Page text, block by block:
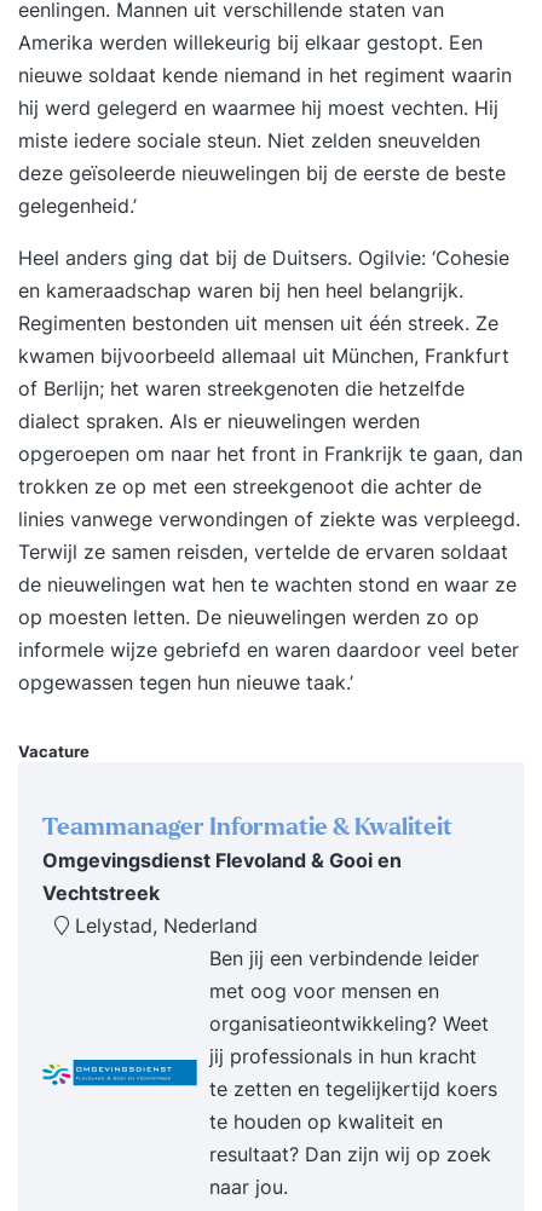
onderdeel van deze cursus. Bij een voldoende
resultaat voor de opdrachten ontvangt u voor
deze voertuigen een GRATIS certificaat. Lees
ervaringen over BLOM opleidingen's training
Basisopleiding Reachtruck (beginner) op
Springest... Voor wie is deze opleiding? Deze
reachtruckopleiding is als basisopleiding bedoeld
enkele ervaring op een reachtruck hebben.
Programma De opleidingsduur bedraagt 2 lange
dagen, van 07.00 uur tot 14.30 uur, waarbij de
nadruk met 10 uur praktijktijd op de praktijk
ligt. De theorie reachtruck zal op dag 2 digitaal
afgetoetst worden. Wat ga je leren? visueel
inspecteren en de werking van de reachtruck
controleren via een LMRA (video) het vaardig
sturen met een reachtruck het stapelen van losse
pallets het juist voordraaien met een reachtruck
pallets uit de stellingen halen tot 4 hoog (video)
stapelen van gaasboxen en koud stapelen van
IBC's (video) de juiste manier om pallets in een
inrijstelling te plaatsen het oppakken en
met een brede balk (video) het veilig laden van
de juist plek en gebruik parkeerrem lading
stapelen met EPT/stapelaar en veilig wegzetten
in stelling Extra Elektropallettruck en stapelaar
vormen een vast onderdeel van deze cursus. Bij
een voldoende resultaat voor de opdrachten,
ontvangt u, zonder extra kosten, ook voor deze
voertuigen een certificaat. Wat is de waarde van
een reachtruckcertificaat? Een
reachtruckopleiding zal de kosten en veiligheid
positief beïnvloeden. Bovendien is een
onderneming in het kader van de Arbo-wet
verplicht de betreffende werknemers grondig te
eenlingen. Mannen uit verschillende staten van
Amerika werden willekeurig bij elkaar gestopt. Een
nieuwe soldaat kende niemand in het regiment waarin
hij werd gelegerd en waarmee hij moest vechten. Hij
miste iedere sociale steun. Niet zelden sneuvelden
deze geïsoleerde nieuwelingen bij de eerste de beste
gelegenheid.’
Heel anders ging dat bij de Duitsers. Ogilvie: ‘Cohesie
en kameraadschap waren bij hen heel belangrijk.
Regimenten bestonden uit mensen uit één streek. Ze
kwamen bijvoorbeeld allemaal uit München, Frankfurt
of Berlijn; het waren streekgenoten die hetzelfde
dialect spraken. Als er nieuwelingen werden
opgeroepen om naar het front in Frankrijk te gaan, dan
trokken ze op met een streekgenoot die achter de
linies vanwege verwondingen of ziekte was verpleegd.
Terwijl ze samen reisden, vertelde de ervaren soldaat
de nieuwelingen wat hen te wachten stond en waar ze
op moesten letten. De nieuwelingen werden zo op
informele wijze gebriefd en waren daardoor veel beter
opgewassen tegen hun nieuwe taak.’
Vacature
Teammanager Informatie & Kwaliteit
Omgevingsdienst Flevoland & Gooi en
Vechtstreek
Lelystad, Nederland
Ben jij een verbindende leider
met oog voor mensen en
organisatieontwikkeling? Weet
jij professionals in hun kracht
te zetten en tegelijkertijd koers
te houden op kwaliteit en
resultaat? Dan zijn wij op zoek
naar jou.